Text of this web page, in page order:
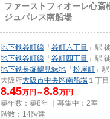
ファーストフィオーレ心
ジュパレス南船場
地下鉄谷町線 「 谷町六丁目 」駅
地下鉄谷町線 「 谷町四丁目 」駅
地下鉄長堀鶴見緑地 「 松屋町 」
大阪府大阪市中央区南船場 １丁目
8.45万円～8.8万円
築年数：築8年 ｜募集中： 2室
階数：14階建